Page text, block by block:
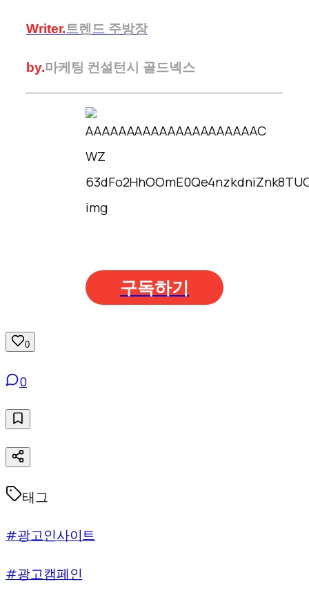
Writer.트렌드 주방장
by.마케팅 컨설턴시 골드넥스
구독하기
0
0
태그
#광고인사이트
#광고캠페인